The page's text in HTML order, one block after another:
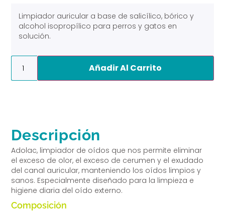
Limpiador auricular a base de salicílico, bórico y
alcohol isopropílico para perros y gatos en
solución.
Añadir Al Carrito
Descripción
Adolac, limpiador de oídos que nos permite eliminar
el exceso de olor, el exceso de cerumen y el exudado
del canal auricular, manteniendo los oídos limpios y
sanos. Especialmente diseñado para la limpieza e
higiene diaria del oído externo.
Composición